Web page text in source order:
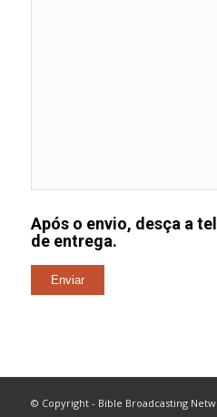
Após o envio, desça a
de entrega.
© Copyright - Bible Broadcasting